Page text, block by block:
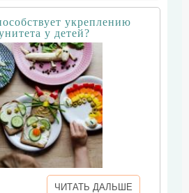
укреплению
у детей?
ЧИТАТЬ ДАЛЬШЕ